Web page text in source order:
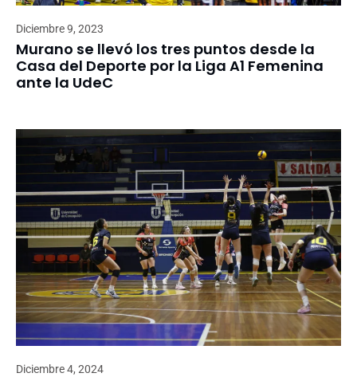
Diciembre 9, 2023
Murano se llevó los tres puntos desde la
Casa del Deporte por la Liga A1 Femenina
ante la UdeC
Diciembre 4, 2024